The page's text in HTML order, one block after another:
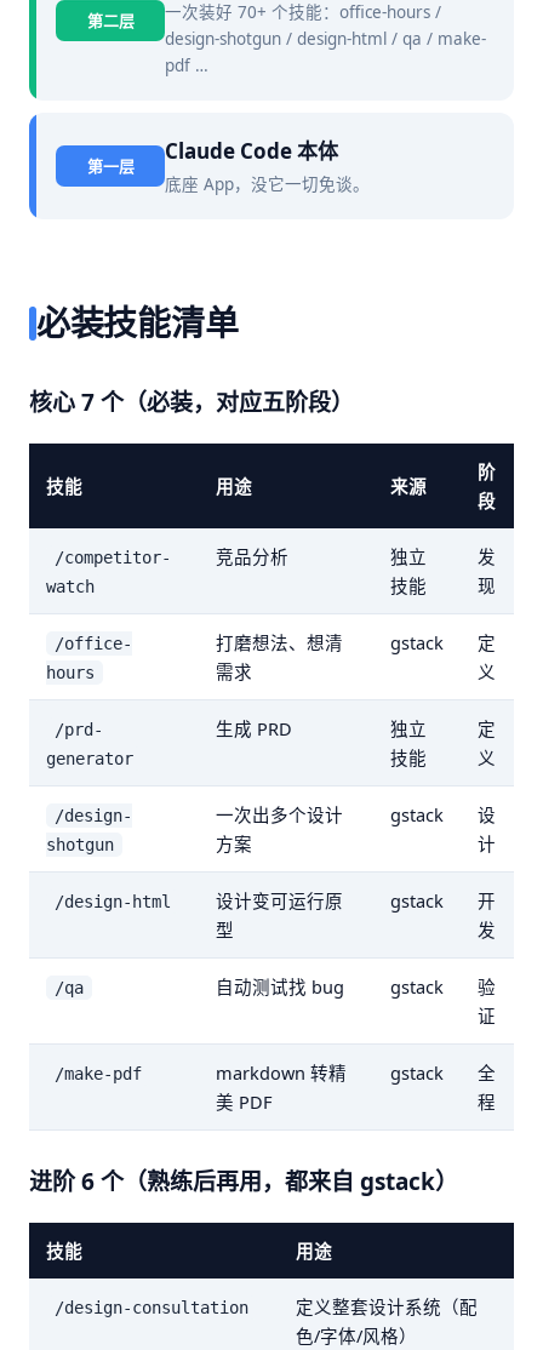
第二层
一次装好 70+ 个技能：office-hours /
design-shotgun / design-html / qa / make-
pdf …
第一层
Claude Code 本体
底座 App，没它一切免谈。
必装技能清单
核心 7 个（必装，对应五阶段）
技能 用途 来源
阶
段
/competitor-
watch
竞品分析
独立
技能
发
现
/office-
hours
打磨想法、想清
需求
gstack
定
义
/prd-
generator
生成 PRD
独立
技能
定
义
/design-
shotgun
一次出多个设计
方案
gstack
设
计
/design-html
设计变可运行原
型
gstack
开
发
/qa 自动测试找 bug gstack
验
证
/make-pdf
markdown 转精
美 PDF
gstack
全
程
进阶 6 个（熟练后再用，都来自 gstack）
技能 用途
/design-consultation
定义整套设计系统（配
色/字体/风格）